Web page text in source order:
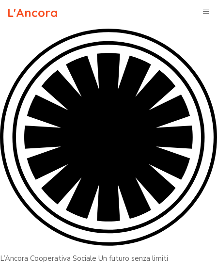
L'Ancora
L’Ancora Cooperativa Sociale Un futuro senza limiti